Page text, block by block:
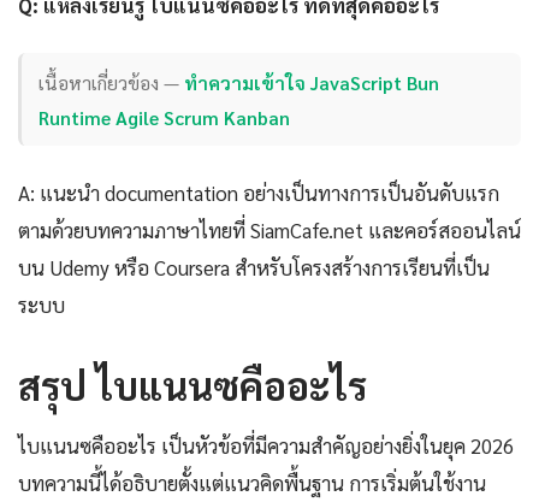
เนื้อหาเกี่ยวข้อง — ทำความเข้าใจ JavaScript Bun
Runtime Agile Scrum Kanban
A: แนะนำ documentation อย่างเป็นทางการเป็นอันดับแรก
ตามด้วยบทความภาษาไทยที่ SiamCafe.net และคอร์สออนไลน์
บน Udemy หรือ Coursera สำหรับโครงสร้างการเรียนที่เป็น
ระบบ
สรุป ไบแนนซคืออะไร
ไบแนนซคืออะไร เป็นหัวข้อที่มีความสำคัญอย่างยิ่งในยุค 2026
บทความนี้ได้อธิบายตั้งแต่แนวคิดพื้นฐาน การเริ่มต้นใช้งาน